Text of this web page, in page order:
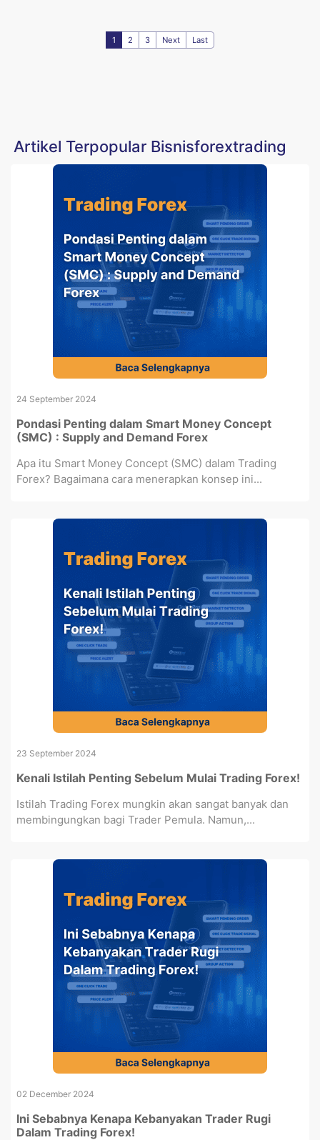
1 2 3 Next Last
Artikel Terpopular Bisnisforextrading
24 September 2024
Pondasi Penting dalam Smart Money Concept
(SMC) : Supply and Demand Forex
Apa itu Smart Money Concept (SMC) dalam Trading
Forex? Bagaimana cara menerapkan konsep ini...
23 September 2024
Kenali Istilah Penting Sebelum Mulai Trading Forex!
Istilah Trading Forex mungkin akan sangat banyak dan
membingungkan bagi Trader Pemula. Namun,...
02 December 2024
Ini Sebabnya Kenapa Kebanyakan Trader Rugi
Dalam Trading Forex!